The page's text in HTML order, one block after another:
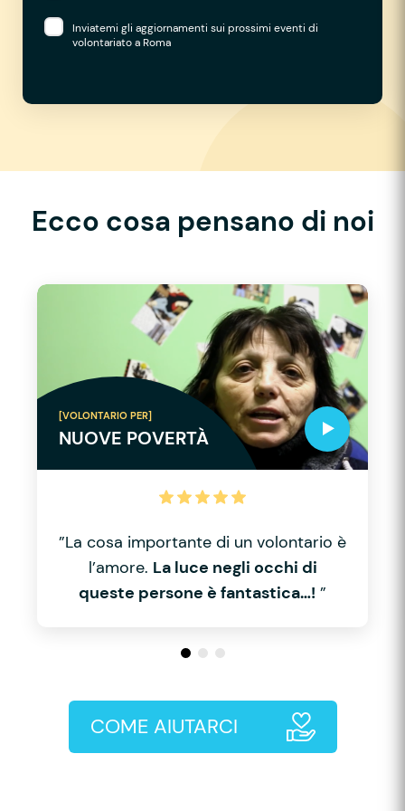
Inviatemi gli aggiornamenti sui prossimi eventi di
volontariato a Roma
Ecco cosa pensano di noi
[VOLONTARIO PER]
NUOVE POVERTÀ
”La cosa importante di un volontario è
l’amore. La luce negli occhi di
queste persone è fantastica…! ”
COME AIUTARCI